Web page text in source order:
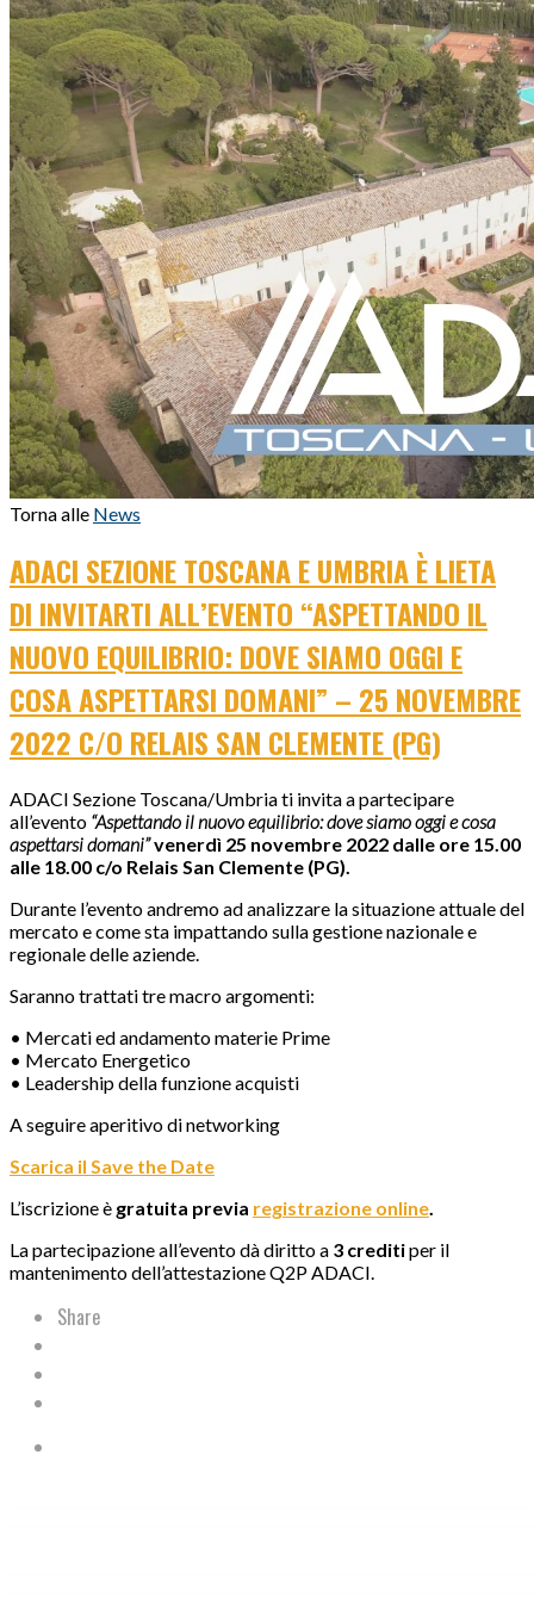
Torna alle News
ADACI SEZIONE TOSCANA E UMBRIA È LIETA
DI INVITARTI ALL’EVENTO “ASPETTANDO IL
NUOVO EQUILIBRIO: DOVE SIAMO OGGI E
COSA ASPETTARSI DOMANI” – 25 NOVEMBRE
2022 C/O RELAIS SAN CLEMENTE (PG)
ADACI Sezione Toscana/Umbria ti invita a partecipare
all’evento “Aspettando il nuovo equilibrio: dove siamo oggi e cosa
aspettarsi domani”venerdì 25 novembre 2022 dalle ore 15.00
alle 18.00 c/o Relais San Clemente (PG).
Durante l’evento andremo ad analizzare la situazione attuale del
mercato e come sta impattando sulla gestione nazionale e
regionale delle aziende.
Saranno trattati tre macro argomenti:
• Mercati ed andamento materie Prime
• Mercato Energetico
• Leadership della funzione acquisti
A seguire aperitivo di networking
Scarica il Save the Date
L’iscrizione è gratuita previa registrazione online.
La partecipazione all’evento dà diritto a 3 creditiper il
mantenimento dell’attestazione Q2P ADACI.
Share